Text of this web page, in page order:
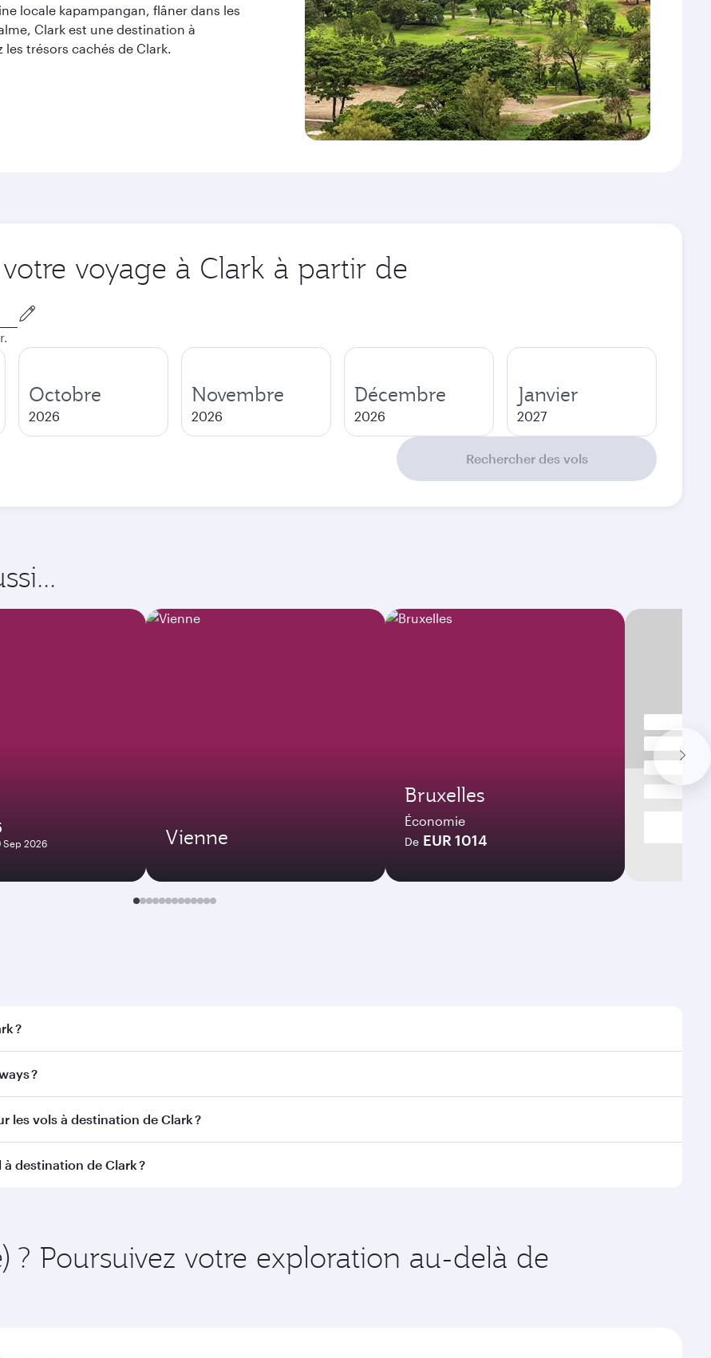
locale kapampangan, flâner dans les
Clark est une destination à
trésors cachés de Clark.
voyage à Clark à partir de
Octobre
2026
Novembre
2026
Décembre
2026
Janvier
2027
Rechercher des vols
Sep 2026 Vienne
Bruxelles
Économie
De EUR 1014
?
les vols depuis notre page d'accueil pour trouver les horaires et la fréquence des vols.
?
Airways. Nous desservons plus de 150 destinations via Doha, avec des correspondances fluides et efficaces à
les vols à destination de Clark ?
et de la compagnie aérienne opérant le vol. Sur les vols opérés par Qatar Airways, vous pouvez
destination de Clark ?
? Poursuivez votre exploration au-delà de